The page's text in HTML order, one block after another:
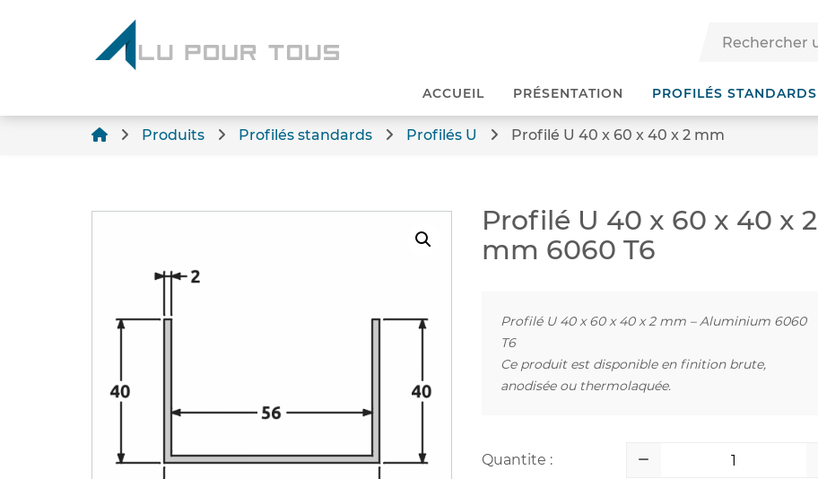
ACCUEIL PRÉSENTATION PROFILÉS STANDARDS
Produits Profilés standards Profilés U Profilé U 40 x 60 x 40 x 2 mm
Profilé U 40 x 60 x 40 x 2
mm 6060 T6
Profilé U 40 x 60 x 40 x 2 mm – Aluminium 6060
T6
Ce produit est disponible en finition brute,
anodisée ou thermolaquée.
Quantite :